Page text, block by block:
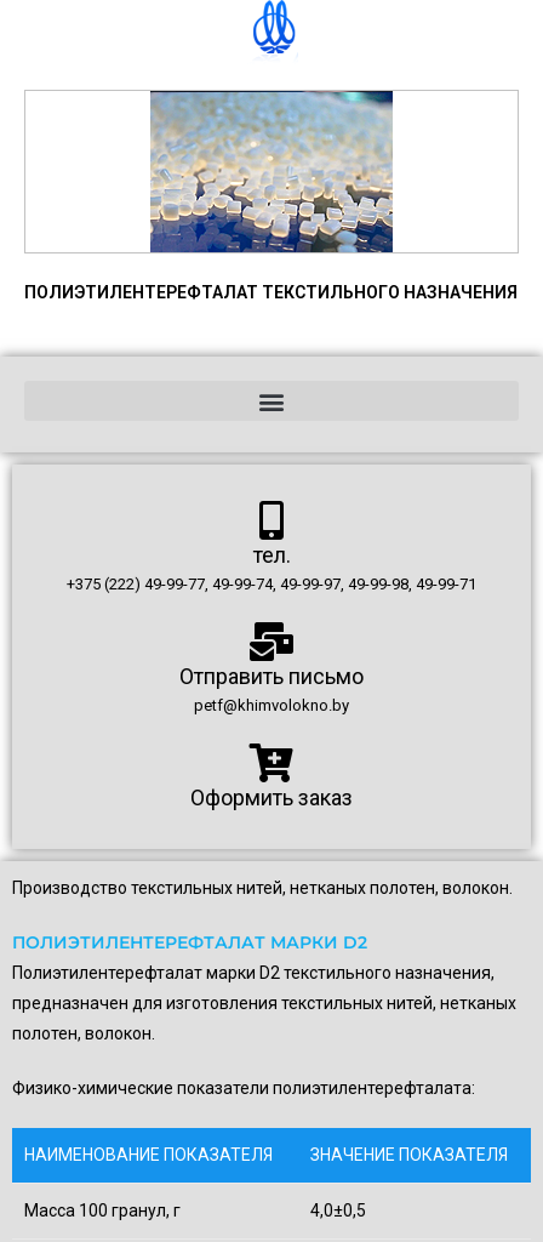
ПОЛИЭТИЛЕНТЕРЕФТАЛАТ ТЕКСТИЛЬНОГО НАЗНАЧЕНИЯ
тел.
+375 (222) 49-99-77, 49-99-74, 49-99-97, 49-99-98, 49-99-71
Отправить письмо
petf@khimvolokno.by
Оформить заказ
Производство текстильных нитей, нетканых полотен, волокон.
ПОЛИЭТИЛЕНТЕРЕФТАЛАТ МАРКИ D2
Полиэтилентерефталат марки D2 текстильного назначения,
предназначен для изготовления текстильных нитей, нетканых
полотен, волокон.
Физико-химические показатели полиэтилентерефталата:
НАИМЕНОВАНИЕ ПОКАЗАТЕЛЯ ЗНАЧЕНИЕ ПОКАЗАТЕЛЯ
Масса 100 гранул, г 4,0±0,5